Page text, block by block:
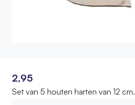
2,95
Set van 5 houten harten van 12 cm.